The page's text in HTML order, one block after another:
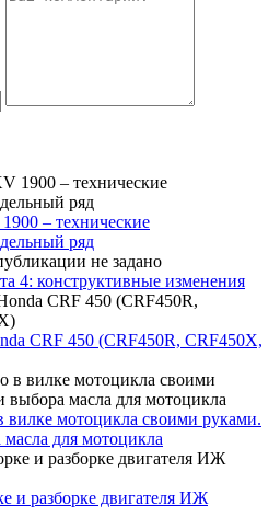
– технические
ряд
4: конструктивные изменения
CRF 450 (CRF450R, CRF450X,
вилке мотоцикла своими руками.
для мотоцикла
и разборке двигателя ИЖ